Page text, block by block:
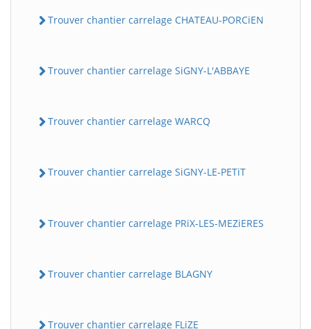
Trouver chantier carrelage CHATEAU-PORCiEN
Trouver chantier carrelage SiGNY-L'ABBAYE
Trouver chantier carrelage WARCQ
Trouver chantier carrelage SiGNY-LE-PETiT
Trouver chantier carrelage PRiX-LES-MEZiERES
Trouver chantier carrelage BLAGNY
Trouver chantier carrelage FLiZE